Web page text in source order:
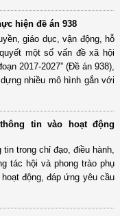
hiện đề án 938
giáo dục, vận động, hỗ
một số vấn đề xã hội
2017-2027” (Đề án 938),
nhiều mô hình gắn với
tin vào hoạt động
tin trong chỉ đạo, điều hành,
tác hội và phong trào phụ
động, đáp ứng yêu cầu